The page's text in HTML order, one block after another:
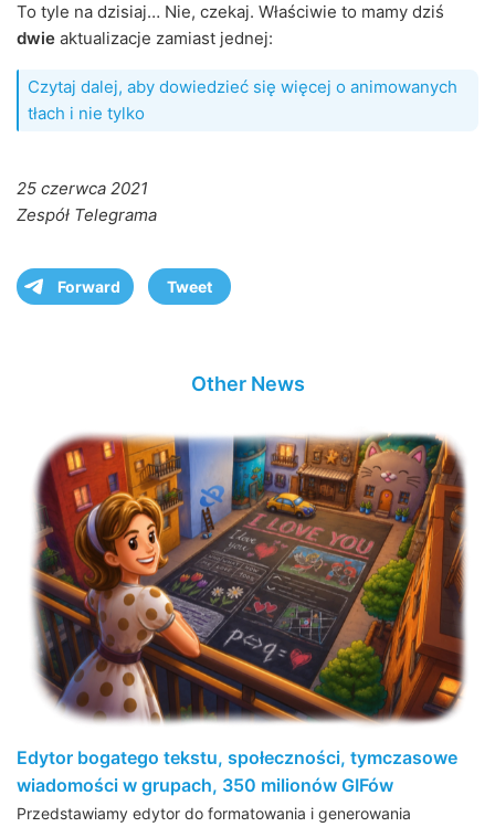
To tyle na dzisiaj… Nie, czekaj. Właściwie to mamy dziś
dwie aktualizacje zamiast jednej:
Czytaj dalej, aby dowiedzieć się więcej o animowanych
tłach i nie tylko
25 czerwca 2021
Zespół Telegrama
Forward Tweet
Other News
Edytor bogatego tekstu, społeczności, tymczasowe
wiadomości w grupach, 350 milionów GIFów
Przedstawiamy edytor do formatowania i generowania